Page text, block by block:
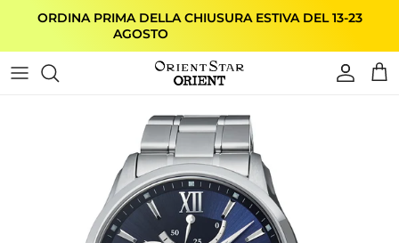
ORDINA PRIMA DELLA CHIUSURA ESTIVA DEL 13-23
AGOSTO
Account